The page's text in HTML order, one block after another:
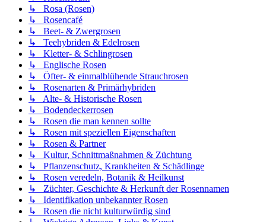
↳ Rosa (Rosen)
↳ Rosencafé
↳ Beet- & Zwergrosen
↳ Teehybriden & Edelrosen
↳ Kletter- & Schlingrosen
↳ Englische Rosen
↳ Öfter- & einmalblühende Strauchrosen
↳ Rosenarten & Primärhybriden
↳ Alte- & Historische Rosen
↳ Bodendeckerrosen
↳ Rosen die man kennen sollte
↳ Rosen mit speziellen Eigenschaften
↳ Rosen & Partner
↳ Kultur, Schnittmaßnahmen & Züchtung
↳ Pflanzenschutz, Krankheiten & Schädlinge
↳ Rosen veredeln, Botanik & Heilkunst
↳ Züchter, Geschichte & Herkunft der Rosennamen
↳ Identifikation unbekannter Rosen
↳ Rosen die nicht kulturwürdig sind